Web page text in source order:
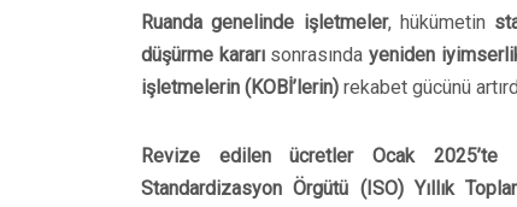
Ruanda genelinde işletmeler, hükümetin
düşürme kararısonrasındayeniden
işletmelerin (KOBİ’lerin) rekabet gücünü
Revize edilen ücretler Ocak 2025’te
Standardizasyon Örgütü (ISO) Yıllık